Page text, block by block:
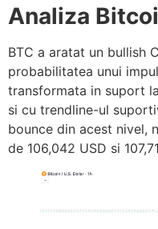
Analiza
BTC a aratat un bullish
probabilitatea unui
transformata in suport
si cu trendline-ul
bounce din acest nivel,
de 106,042 USD si